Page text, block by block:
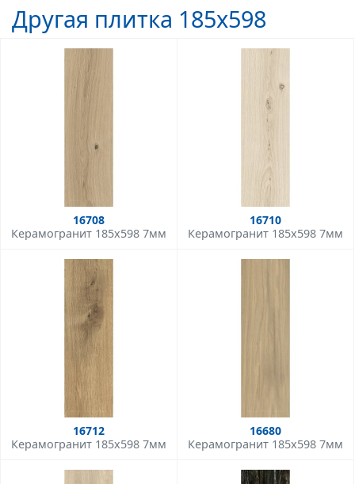
Другая плитка 185x598
16708
Керамогранит 185x598 7мм
16710
Керамогранит 185x598 7мм
16712
Керамогранит 185x598 7мм
16680
Керамогранит 185x598 7мм